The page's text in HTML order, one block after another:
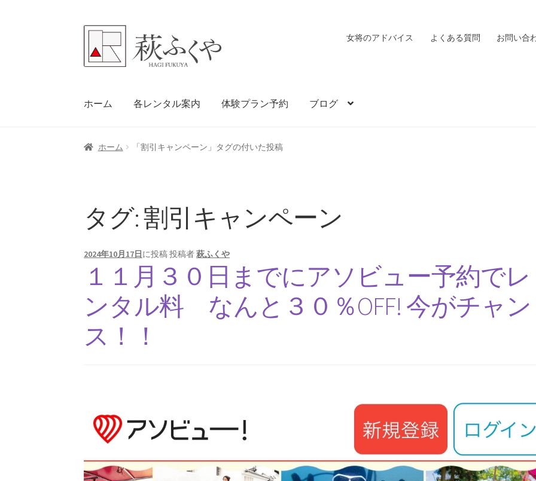
ナ
ゲ
ョ
ス
コ
テ
へ
ッ
女将のアドバイス よくある質問 お問い合
ホーム 各レンタル案内 体験プラン予約 ブログ
ホーム 「割引キャンペーン」タグの付いた投稿
タグ:割引キャンペーン
2024年10月17日に投稿投稿者萩ふくや
１１月３０日までにアソビュー予約でレ
ンタル料 なんと３０％OFF! 今がチャン
ス！！